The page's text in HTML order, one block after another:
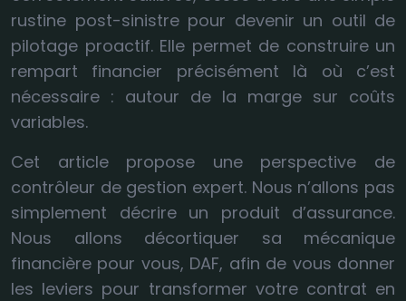
rustine post-sinistre pour devenir un outil de
pilotage proactif. Elle permet de construire un
rempart financier précisément là où c’est
nécessaire : autour de la marge sur coûts
variables.
Cet article propose une perspective de
contrôleur de gestion expert. Nous n’allons pas
simplement décrire un produit d’assurance.
Nous allons décortiquer sa mécanique
financière pour vous, DAF, afin de vous donner
les leviers pour transformer votre contrat en